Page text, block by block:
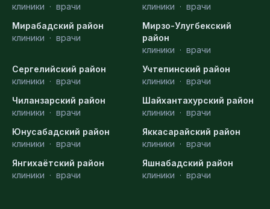
клиники · врачи
клиники · врачи
Мирабадский район
клиники · врачи
Мирзо-Улугбекский
район
клиники · врачи
Сергелийский район
клиники · врачи
Учтепинский район
клиники · врачи
Чиланзарский район
клиники · врачи
Шайхантахурский район
клиники · врачи
Юнусабадский район
клиники · врачи
Яккасарайский район
клиники · врачи
Янгихаётский район
клиники · врачи
Яшнабадский район
клиники · врачи